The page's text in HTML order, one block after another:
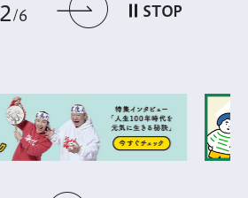
前のスライドを表示
2 6 次のスライドを
STOP